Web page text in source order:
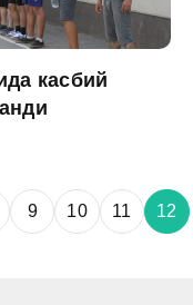
касбий
9 10 11 12